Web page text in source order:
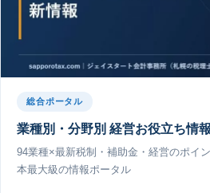
総合ポータル
業種別・分野別 経営お役立ち情報
94業種×最新税制・補助金・経営のポイ
本最大級の情報ポータル